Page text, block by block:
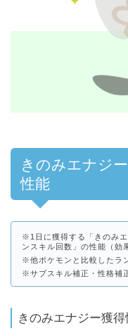
きのみエナジ
性能
※1日に獲得する「きのみ
ンスキル回数」の性能（効
※他ポケモンと比較したラ
※サブスキル補正・性格補
きのみエナジー獲